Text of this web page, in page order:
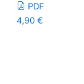
PDF
4,90 €